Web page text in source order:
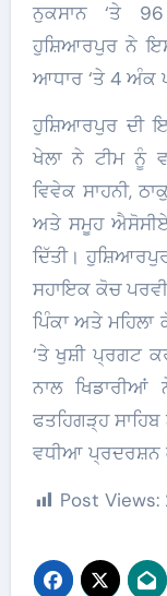
ਨੁਕਸਾਨ ‘ਤੇ
ਹੁਸ਼ਿਆਰਪੁਰ ਨੇ
ਆਧਾਰ ‘ਤੇ 4 ਅੰਕ
ਹੁਸ਼ਿਆਰਪੁਰ ਦੀ
ਖੇਲਾ ਨੇ ਟੀਮ ਨੂੰ
ਵਿਵੇਕ ਸਾਹਨੀ,
ਅਤੇ ਸਮੂਹ
ਦਿੱਤੀ।
ਸਹਾਇਕ ਕੋਚ
ਪਿੰਕਾ ਅਤੇ
‘ਤੇ ਖੁਸ਼ੀ ਪ੍ਰਗਟ
ਨਾਲ
ਫਤਹਿਗੜ੍ਹ
ਵਧੀਆ ਪ੍ਰਦਰਸ਼ਨ
Post Views: